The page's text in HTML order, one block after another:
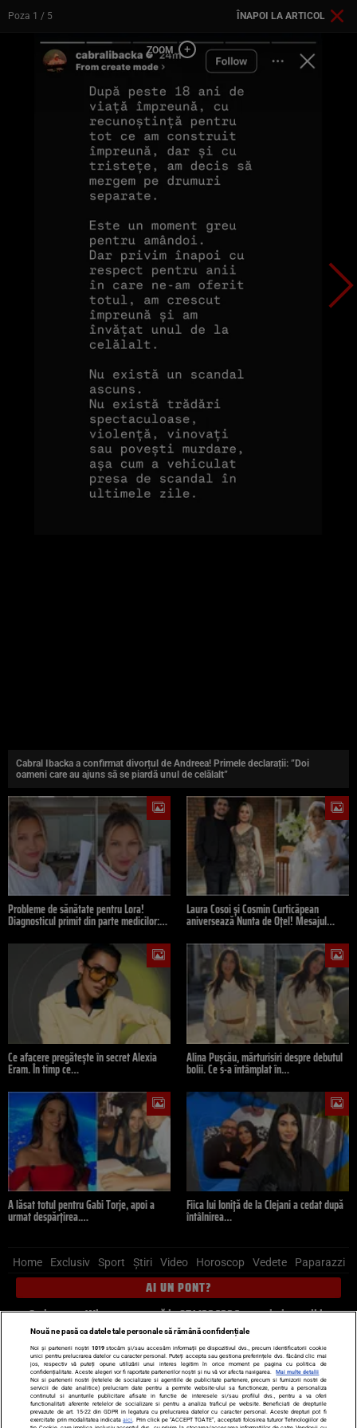
Poza 1 / 5 ÎNAPOI LA ARTICOL
Cabral Ibacka a confirmat divorțul de Andreea! Primele declarații: ”Doi
oameni care au ajuns să se piardă unul de celălalt”
Probleme de sănătate pentru Lora!
Diagnosticul primit din parte medicilor:…
Laura Cosoi și Cosmin Curticăpean
aniversează Nunta de Oțel! Mesajul…
Ce afacere pregătește în secret Alexia
Eram. În timp ce…
Alina Pușcău, mărturisiri despre debutul
bolii. Ce s-a întâmplat în…
A lăsat totul pentru Gabi Torje, apoi a
urmat despărțirea.…
Fiica lui Ioniță de la Clejani a cedat după
întâlnirea…
Home Exclusiv Sport Știri Video Horoscop Vedete Paparazzi
AI UN PONT?
Scrie-ne pe Whatsapp, sună la 0741226226 sau trimite mail la
pont@cancan.ro
Știri interne Știri externe
Politică
Ultimele stiri
Diete Insula Iubirii Dictionar de vise
LIFE STYLE
Horoscop
Nouă ne pasă ca datele tale personale să rămână confidențiale
Noi și partenerii noștri 1019stocăm și/sau accesăm informații pe dispozitivul dvs., precum identificatorii cookie
unici pentru prelucrarea datelor cu caracter personal. Puteți accepta sau gestiona preferințele dvs. făcând clic mai
jos, respectiv vă puteți opune utilizării unui interes legitim în orice moment pe pagina cu politica de
confidențialitate. Aceste alegeri vor fi raportate partenerilor noștri și nu vă vor afecta navigarea.
Mai multe detalii
Noi si partenerii nostri (retelele de socializare si agentiile de publicitate partenere, precum si furnizorii nostri de
servicii de date analitice) prelucram date pentru a permite website-ului sa functioneze, pentru a personaliza
continutul si anunturile publicitare afisate in functie de interesele si/sau profilul dvs., pentru a va oferi
functionalitati aferente retelelor de socializare si pentru a analiza traficul pe website. Beneficiati de drepturile
prevazute de art. 15-22 din GDPR in legatura cu prelucrarea datelor cu caracter personal. Aceste drepturi pot fi
exercitate prin modalitatea indicataaici . Prin click pe “ACCEPT TOATE”, acceptati folosirea tuturor Tehnologiilor de